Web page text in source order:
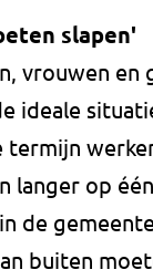
slapen'
vrouwen
ideale
langer op
de
buiten